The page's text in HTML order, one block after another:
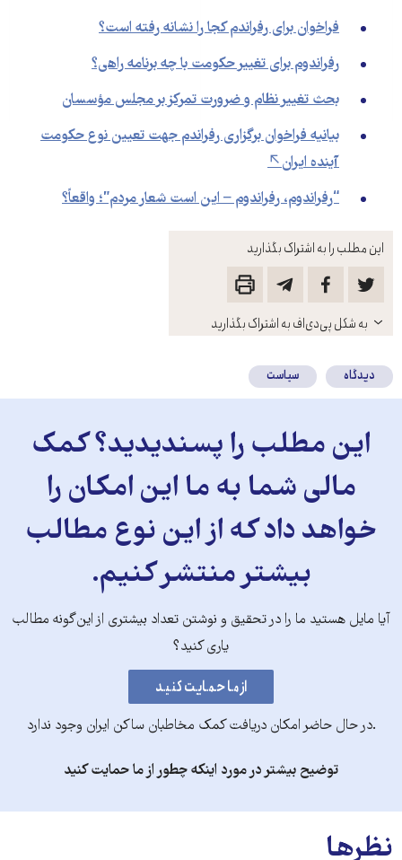
این مطلب را به اشتراک بگذارید
باز
کنید
به شکل پی‌دی‌اف به اشتراک بگذارید
فراخوان برای رفراندم کجا را نشانه رفته است؟
رفراندوم برای تغییر حکومت با چه برنامه راهی؟
بحث تغییر نظام و ضرورت تمرکز بر مجلس مؤسسان
بیانیه فراخوان برگزاری رفراندم جهت تعیین نوع حکومت
آینده ایران
“رفراندوم، رفراندوم – این است شعار مردم”؛ واقعاً؟
دیدگاه سیاست
این مطلب را پسندیدید؟ کمک
مالی شما به ما این امکان را
خواهد داد که از این نوع مطالب
بیشتر منتشر کنیم.
آیا مایل هستید ما را در تحقیق و نوشتن تعداد بیشتری از این‌گونه مطالب
یاری کنید؟
.در حال حاضر امکان دریافت کمک مخاطبان ساکن ایران وجود ندارد
توضیح بیشتر در مورد اینکه چطور از ما حمایت کنید
نظرها